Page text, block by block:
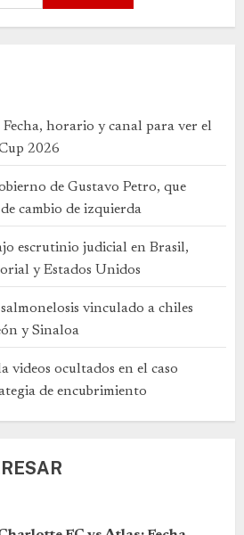
horario y canal para ver el
2026
de Gustavo Petro, que
cambio de izquierda
escrutinio judicial en Brasil,
y Estados Unidos
vinculado a chiles
y Sinaloa
videos ocultados en el caso
de encubrimiento